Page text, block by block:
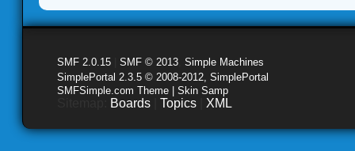
SMF 2.0.15 SMF © 2013 Simple Machines
SimplePortal 2.3.5 © 2008-2012, SimplePortal
SMFSimple.com Theme | Skin Samp
Boards Topics XML